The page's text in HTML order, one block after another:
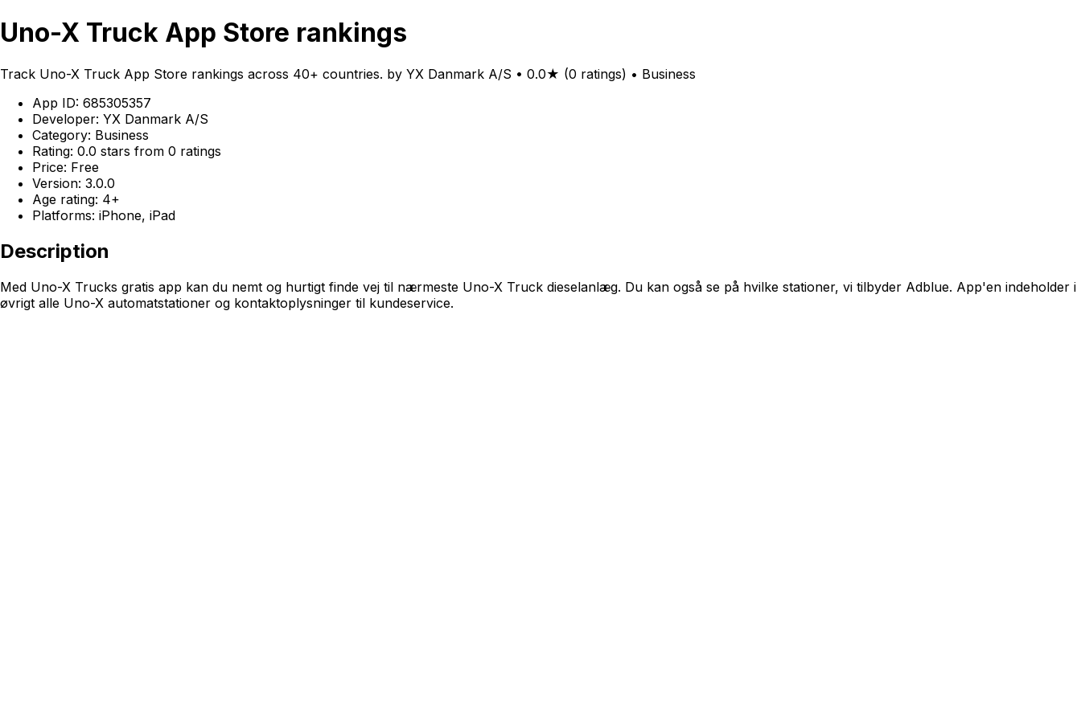
Uno-X Truck App Store rankings
Track Uno-X Truck App Store rankings across 40+ countries. by YX Danmark A/S • 0.0★ (0 ratings) • Business
App ID: 685305357
Developer: YX Danmark A/S
Category: Business
Rating: 0.0 stars from 0 ratings
Price: Free
Version: 3.0.0
Age rating: 4+
Platforms: iPhone, iPad
Description
Med Uno-X Trucks gratis app kan du nemt og hurtigt finde vej til nærmeste Uno-X Truck dieselanlæg. Du kan også se på hvilke stationer, vi tilbyder Adblue. App'en indeholder i
øvrigt alle Uno-X automatstationer og kontaktoplysninger til kundeservice.